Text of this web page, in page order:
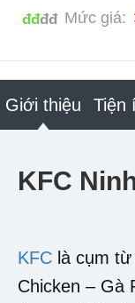
đđđđ Mức giá:
Giới thiệu Tiện
KFC
KFC là cụm
Chicken – Gà